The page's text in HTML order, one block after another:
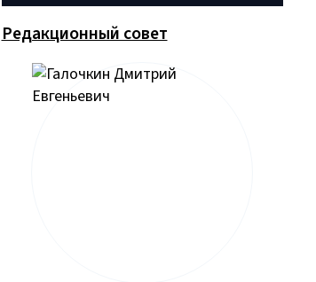
Редакционный совет